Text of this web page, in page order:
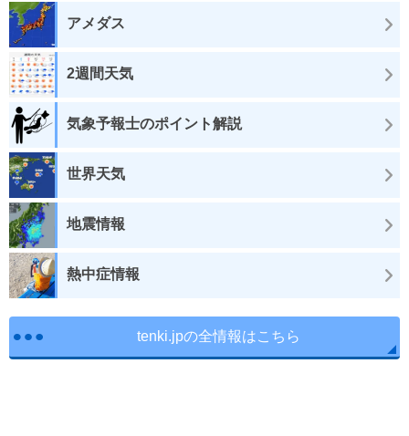
アメダス
2週間天気
気象予報士のポイント解説
世界天気
地震情報
熱中症情報
tenki.jpの全情報はこちら